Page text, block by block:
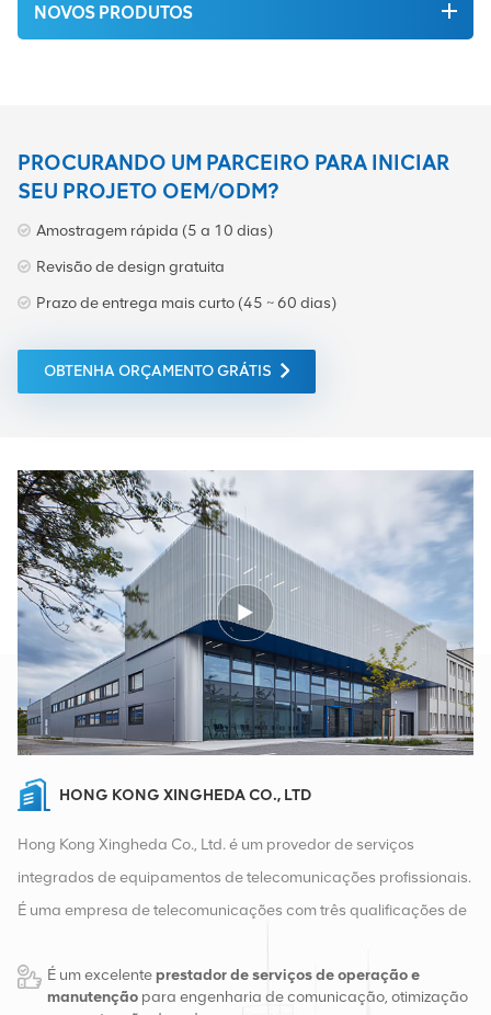
NOVOS PRODUTOS
PROCURANDO UM PARCEIRO PARA INICIAR
SEU PROJETO OEM/ODM?
Amostragem rápida (5 a 10 dias)
Revisão de design gratuita
Prazo de entrega mais curto (45 ~ 60 dias)
OBTENHA ORÇAMENTO GRÁTIS
HONG KONG XINGHEDA CO., LTD
Hong Kong Xingheda Co., Ltd. é um provedor de serviços
integrados de equipamentos de telecomunicações profissionais.
É uma empresa de telecomunicações com três qualificações de
empresa possui dois armazéns inteligentes e centros de
distribuição de fábrica em Changsha e Hong Kong. Em 2016,
É um excelenteprestador de serviços de operação e
manutenção para engenharia de comunicação, otimização